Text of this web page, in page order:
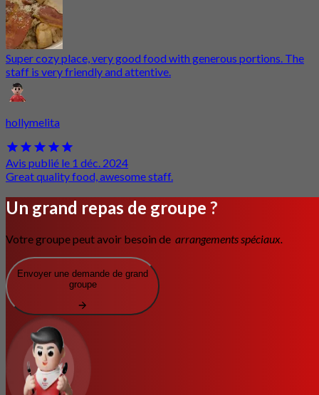
Super cozy place, very good food with generous portions. The
staff is very friendly and attentive.
hollymelita
Avis publié le 1 déc. 2024
Great quality food, awesome staff.
Un grand repas de groupe ?
Votre groupe peut avoir besoin de arrangements spéciaux.
Envoyer une demande de grand
groupe